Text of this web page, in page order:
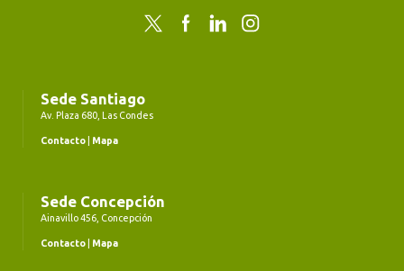
Twitter FacebookLinkedInInstagram
Sede Santiago
Av. Plaza 680, Las Condes
Contacto Mapa
Sede Concepción
Ainavillo 456, Concepción
Contacto Mapa